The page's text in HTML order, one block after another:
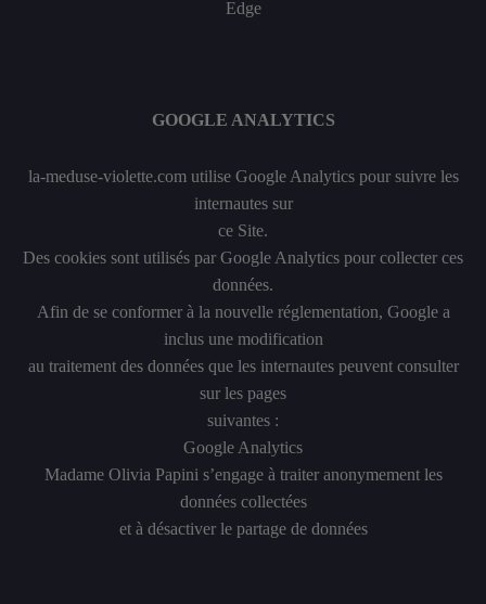
Edge
GOOGLE ANALYTICS
la-meduse-violette.com utilise Google Analytics pour suivre les
internautes sur
ce Site.
Des cookies sont utilisés par Google Analytics pour collecter ces
données.
Afin de se conformer à la nouvelle réglementation, Google a
inclus une modification
au traitement des données que les internautes peuvent consulter
sur les pages
suivantes :
Google Analytics
Madame Olivia Papini s’engage à traiter anonymement les
données collectées
et à désactiver le partage de données